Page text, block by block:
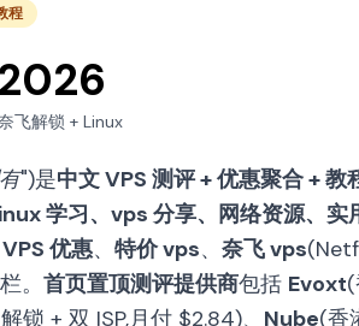
程
飞解锁 + Linux
")是中文 VPS 测评 + 优惠聚合 + 教
学习、vps 分享、网络资源、实
VPS 优惠、 特价 vps、 奈飞 vps
。 首页置顶测评提供商包括 Evoxt
+ 双 ISP,月付 $2.84)、 Nube(香